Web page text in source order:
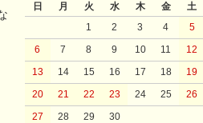
日
月 火 水 木 金
土
1
2 3 4
5
6
7 8 9 10 11
12
13
14 15 16 17 18
19
20
21 22 23 24 25
26
27
28 29 30